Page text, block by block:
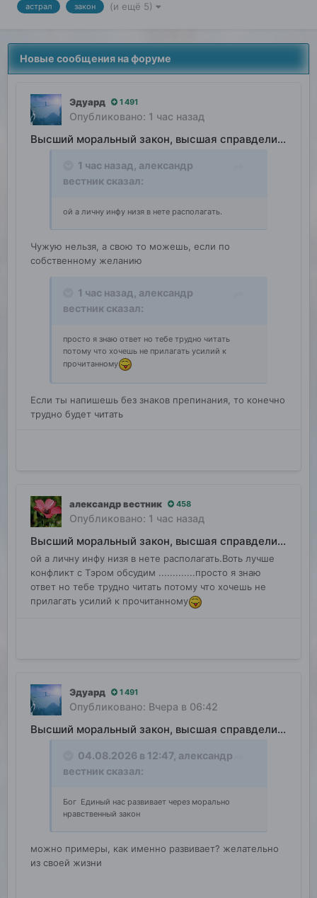
"эзотерики" мельчают, и вообще как-то она сходит на
астрал закон (и ещё 5)
Новые сообщения на форуме
Эдуард 1 491
Опубликовано: 1 час назад
Высший моральный закон, высшая справделивость
1 час назад, александр
вестник сказал:
ой а личну инфу низя в нете располагать.
Чужую нельзя, а свою то можешь, если по
собственному желанию
1 час назад, александр
вестник сказал:
просто я знаю ответ но тебе трудно читать
потому что хочешь не прилагать усилий к
прочитанному
Если ты напишешь без знаков препинания, то конечно
трудно будет читать
александр вестник 458
Опубликовано: 1 час назад
Высший моральный закон, высшая справделивость
ой а личну инфу низя в нете располагать.Воть лучше
конфликт с Тэром обсудим .............просто я знаю
ответ но тебе трудно читать потому что хочешь не
прилагать усилий к прочитанному
Эдуард 1 491
Опубликовано: Вчера в 06:42
Высший моральный закон, высшая справделивость
04.08.2026 в 12:47, александр
вестник сказал:
Бог Единый нас развивает через морально
нравственный закон
можно примеры, как именно развивает? желательно
из своей жизни